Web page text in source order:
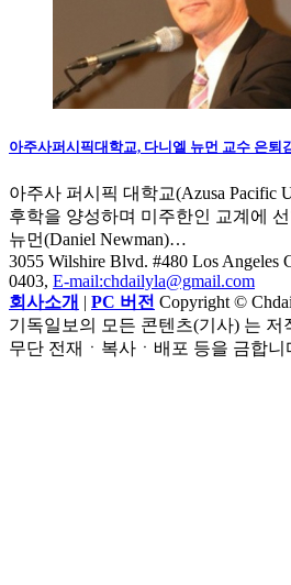
아주사퍼시픽대학교, 다니엘 뉴먼 교수 은퇴
아주사 퍼시픽 대학교(Azusa Pacific
후학을 양성하며 미주한인 교계에
뉴먼(Daniel Newman)…
3055 Wilshire Blvd. #480 Los Angeles
0403, E-mail:chdailyla@gmail.com
회사소개 | PC 버전 Copyright ©
기독일보의 모든 콘텐츠(기사) 는 저
무단 전재ㆍ복사ㆍ배포 등을 금합니